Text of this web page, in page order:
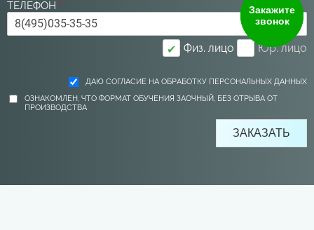
Закажите
звонок
ТЕЛЕФОН *
✔ Физ. лицо Юр. лицо
ДАЮ СОГЛАСИЕ НА ОБРАБОТКУ ПЕРСОНАЛЬНЫХ ДАННЫХ
ОЗНАКОМЛЕН, ЧТО ФОРМАТ ОБУЧЕНИЯ ЗАОЧНЫЙ, БЕЗ ОТРЫВА ОТ
ПРОИЗВОДСТВА